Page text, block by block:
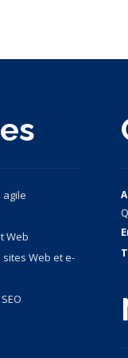
agile
Web
Web et e-